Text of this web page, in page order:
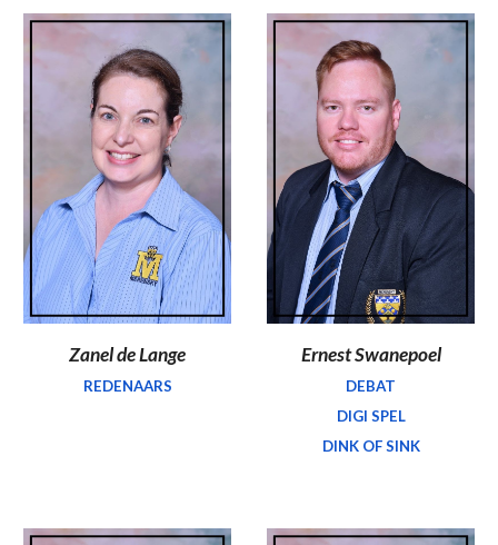
Zanel de Lange
REDENAARS
Ernest Swanepoel
DEBAT
DIGI SPEL
DINK OF SINK